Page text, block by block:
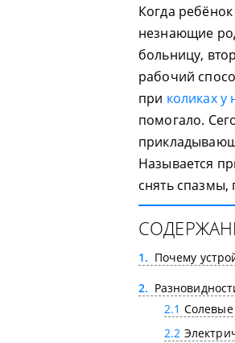
Когда
незнающие
больницу,
рабочий
при коликах
помогало.
Называется
снять спазмы,
1
Почему
2
2.1 Солевые
2.2